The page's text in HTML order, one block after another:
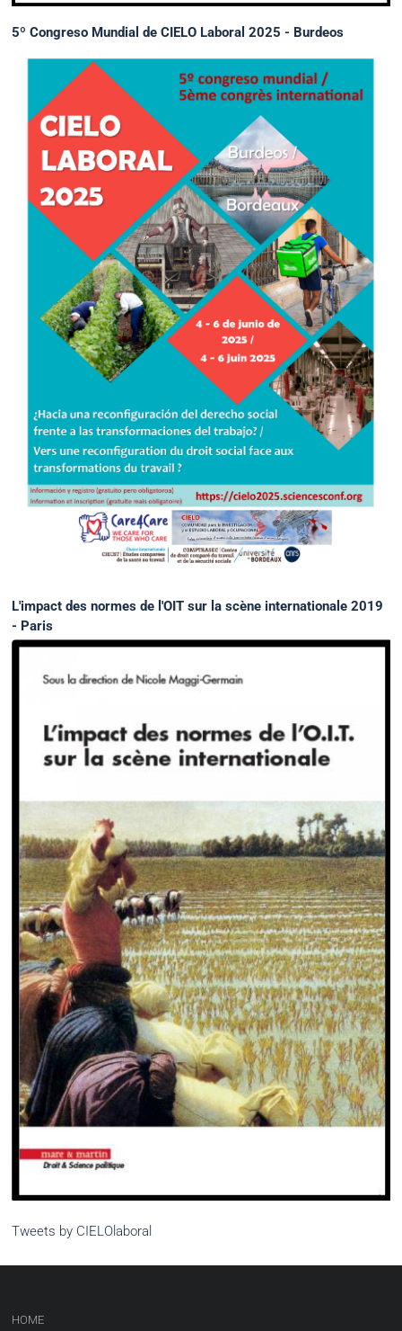
5º Congreso Mundial de CIELO Laboral 2025 - Burdeos
L'impact des normes de l'OIT sur la scène internationale 2019
- Paris
Tweets by CIELOlaboral
HOME